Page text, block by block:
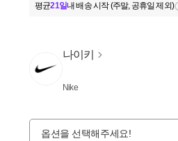
평균21일내 배송 시작 (주말, 공휴일 제외)
나이키
Nike
옵션을 선택해주세요!